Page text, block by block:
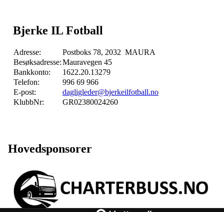
Bjerke IL Fotball
Adresse:
Postboks 78, 2032 MAURA
Besøksadresse:Mauravegen 45
Bankkonto:
1622.20.13279
Telefon:
996 69 966
E-post:
dagligleder@bjerkeilfotball.no
KlubbNr:
GR02380024260
Hovedsponsorer